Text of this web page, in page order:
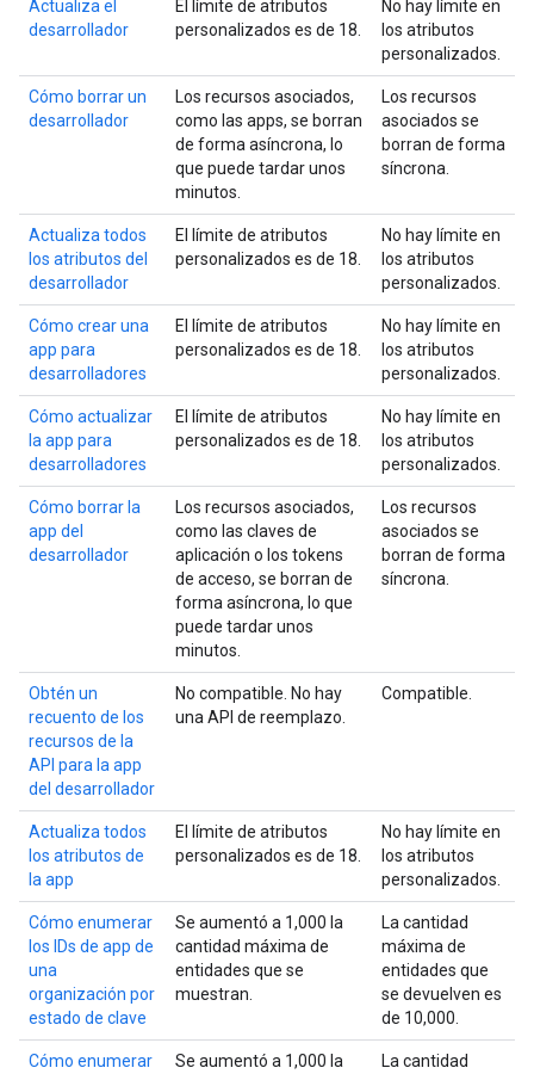
Actualiza el
desarrollador
El límite de atributos
personalizados es de 18.
No hay límite en
los atributos
personalizados.
Cómo borrar un
desarrollador
Los recursos asociados,
como las apps, se borran
de forma asíncrona, lo
que puede tardar unos
minutos.
Los recursos
asociados se
borran de forma
síncrona.
Actualiza todos
los atributos del
desarrollador
El límite de atributos
personalizados es de 18.
No hay límite en
los atributos
personalizados.
Cómo crear una
app para
desarrolladores
El límite de atributos
personalizados es de 18.
No hay límite en
los atributos
personalizados.
Cómo actualizar
la app para
desarrolladores
El límite de atributos
personalizados es de 18.
No hay límite en
los atributos
personalizados.
Cómo borrar la
app del
desarrollador
Los recursos asociados,
como las claves de
aplicación o los tokens
de acceso, se borran de
forma asíncrona, lo que
puede tardar unos
minutos.
Los recursos
asociados se
borran de forma
síncrona.
Obtén un
recuento de los
recursos de la
API para la app
del desarrollador
No compatible. No hay
una API de reemplazo.
Compatible.
Actualiza todos
los atributos de
la app
El límite de atributos
personalizados es de 18.
No hay límite en
los atributos
personalizados.
Cómo enumerar
los IDs de app de
una
organización por
estado de clave
Se aumentó a 1,000 la
cantidad máxima de
entidades que se
muestran.
La cantidad
máxima de
entidades que
se devuelven es
de 10,000.
Cómo enumerar
Se aumentó a 1,000 la
La cantidad